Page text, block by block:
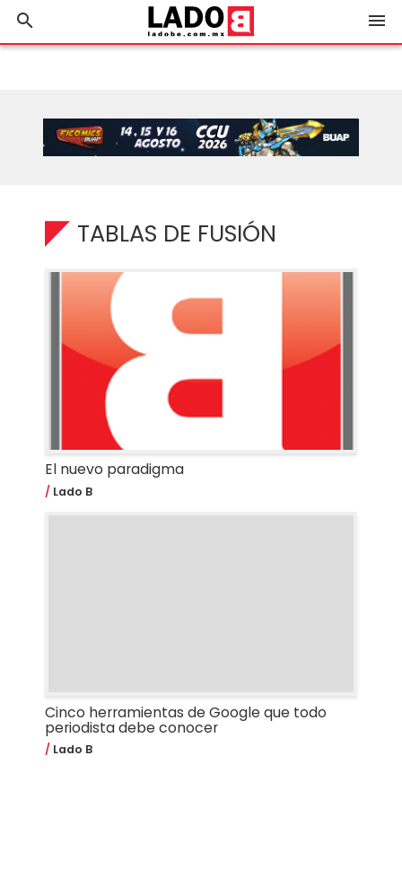
search menu
TABLAS DE FUSIÓN
El nuevo paradigma
Lado B
Cinco herramientas de Google que todo
periodista debe conocer
Lado B